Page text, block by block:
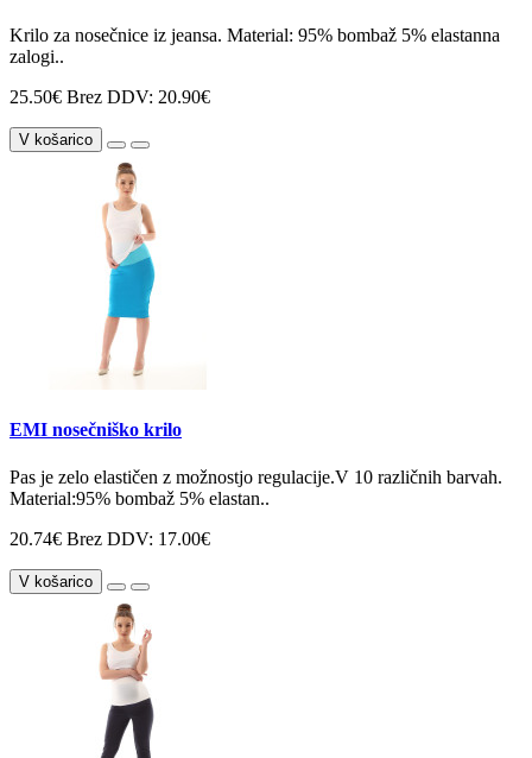
Krilo za nosečnice iz jeansa. Material: 95% bombaž 5% elastanna
zalogi..
25.50€ Brez DDV: 20.90€
V košarico
EMI nosečniško krilo
Pas je zelo elastičen z možnostjo regulacije.V 10 različnih barvah.
Material:95% bombaž 5% elastan..
20.74€ Brez DDV: 17.00€
V košarico